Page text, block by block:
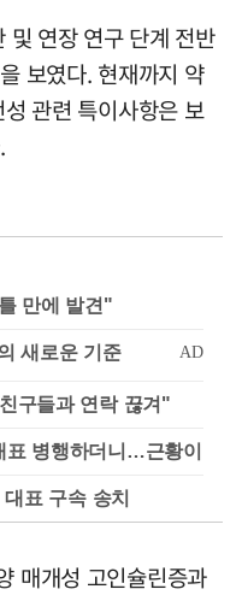
및 연장 연구 단계 전반
보였다. 현재까지 약
관련 특이사항은 보
만에 발견"
구들과 연락 끊겨"
표 병행하더니…근황이
표 구속 송치
매개성 고인슐린증과